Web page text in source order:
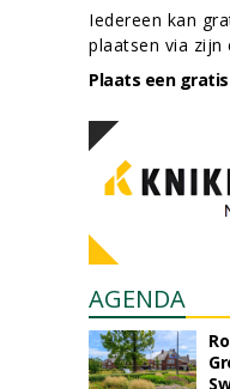
Iedereen kan
plaatsen via zijn
Plaats een
AGENDA